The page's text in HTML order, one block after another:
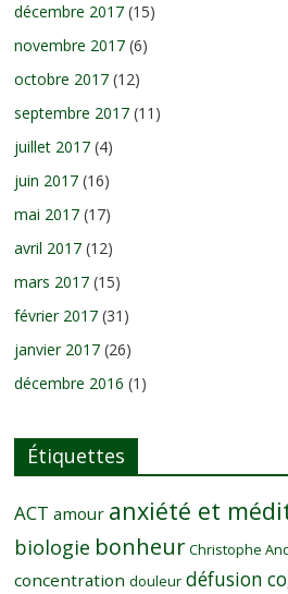
décembre 2017 (15)
novembre 2017 (6)
octobre 2017 (12)
septembre 2017 (11)
juillet 2017 (4)
juin 2017 (16)
mai 2017 (17)
avril 2017 (12)
mars 2017 (15)
février 2017 (31)
janvier 2017 (26)
décembre 2016 (1)
Étiquettes
ACT amour anxiété et
biologie bonheur Christophe
concentration douleur défusion